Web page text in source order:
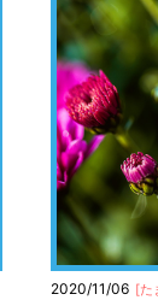
2020/11/06 [た